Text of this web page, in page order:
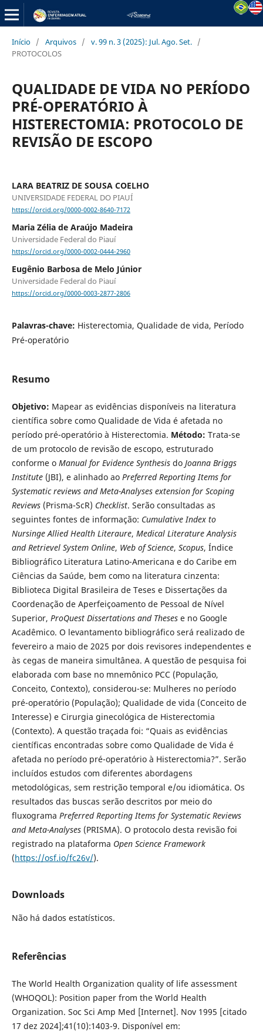
Início / Arquivos / v. 99 n. 3 (2025): Jul. Ago. Set. /
PROTOCOLOS
QUALIDADE DE VIDA NO PERÍODO
PRÉ-OPERATÓRIO À
HISTERECTOMIA: PROTOCOLO DE
REVISÃO DE ESCOPO
LARA BEATRIZ DE SOUSA COELHO
UNIVERSIDADE FEDERAL DO PIAUÍ
https://orcid.org/0000-0002-8640-7172
Maria Zélia de Araújo Madeira
Universidade Federal do Piauí
https://orcid.org/0000-0002-0444-2960
Eugênio Barbosa de Melo Júnior
Universidade Federal do Piauí
https://orcid.org/0000-0003-2877-2806
Palavras-chave: Histerectomia, Qualidade de vida, Período
Pré-operatório
Resumo
Objetivo: Mapear as evidências disponíveis na literatura
científica sobre como Qualidade de Vida é afetada no
período pré-operatório à Histerectomia. Método: Trata-se
de um protocolo de revisão de escopo, estruturado
conforme o Manual for Evidence Synthesisdo Joanna Briggs
Institute(JBI), e alinhado ao Preferred Reporting Items for
Systematic reviews and Meta-Analyses extension for Scoping
Reviews(Prisma-ScR) Checklist. Serão consultadas as
seguintes fontes de informação: Cumulative Index to
Nursinge Allied Health Literaure, Medical Literature Analysis
and Retrievel System Online, Web of Science, Scopus, Índice
Bibliográfico Literatura Latino-Americana e do Caribe em
Ciências da Saúde, bem como na literatura cinzenta:
Biblioteca Digital Brasileira de Teses e Dissertações da
Coordenação de Aperfeiçoamento de Pessoal de Nível
Superior, ProQuest Dissertations and Thesese no Google
Acadêmico. O levantamento bibliográfico será realizado de
fevereiro a maio de 2025 por dois revisores independentes e
às cegas de maneira simultânea. A questão de pesquisa foi
elaborada com base no mnemônico PCC (População,
Conceito, Contexto), considerou-se: Mulheres no período
pré-operatório (População); Qualidade de vida (Conceito de
Interesse) e Cirurgia ginecológica de Histerectomia
(Contexto). A questão traçada foi: “Quais as evidências
científicas encontradas sobre como Qualidade de Vida é
afetada no período pré-operatório à Histerectomia?”. Serão
incluídos estudos com diferentes abordagens
metodológicas, sem restrição temporal e/ou idiomática. Os
resultados das buscas serão descritos por meio do
fluxograma Preferred Reporting Items for Systematic Reviews
and Meta-Analyses(PRISMA). O protocolo desta revisão foi
registrado na plataforma Open Science Framework
(https://osf.io/fc26v/).
Downloads
Não há dados estatísticos.
Referências
The World Health Organization quality of life assessment
(WHOQOL): Position paper from the World Health
Organization. Soc Sci Amp Med [Internet]. Nov 1995 [citado
17 dez 2024];41(10):1403-9. Disponível em: